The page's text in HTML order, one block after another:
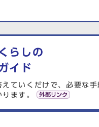
らしの
イド
ていくだけで、必要な手
ます。